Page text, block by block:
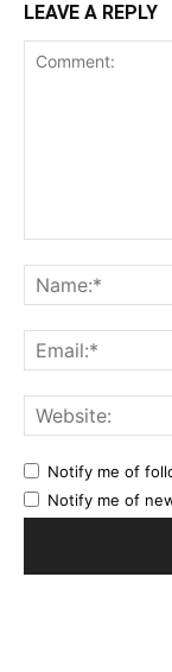
LEAVE A REPLY
Notify me of
Notify me of